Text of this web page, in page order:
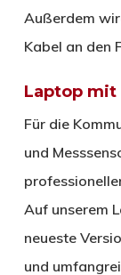
Außerdem
Kabel an den
Laptop mit
Für die
und
Auf unserem
neueste
und